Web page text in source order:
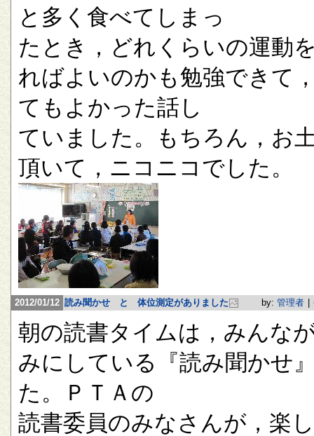
と多く食べてしまっ
たとき，どれくらいの運動
ればよいのかも勉強できて
てもよかった話し
ていました。もちろん，お
頂いて，ニコニコでした。
2012/01/12 読み聞かせ と 体位測定がありました by: 管理者
朝の読書タイムは，みんな
みにしている『読み聞かせ
た。ＰＴＡの
読書委員のみなさんが，楽